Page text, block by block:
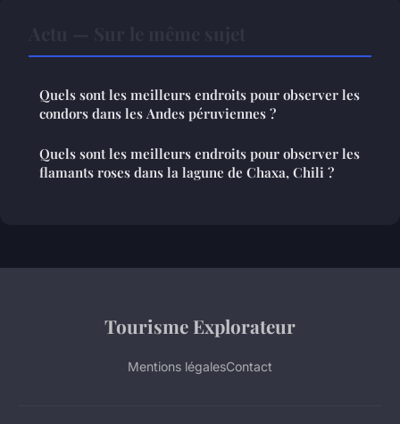
Quels sont les meilleurs endroits pour observer les
condors dans les Andes péruviennes ?
Quels sont les meilleurs endroits pour observer les
flamants roses dans la lagune de Chaxa, Chili ?
Tourisme Explorateur
Mentions légalesContact